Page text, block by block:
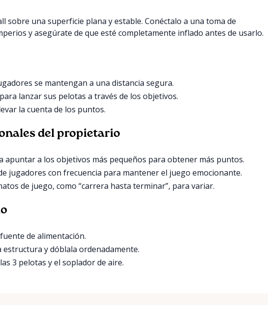
sobre una superficie plana y estable. Conéctalo a una toma de
y asegúrate de que esté completamente inflado antes de usarlo.
se mantengan a una distancia segura.
lanzar sus pelotas a través de los objetivos.
la cuenta de los puntos.
del propietario
apuntar a los objetivos más pequeños para obtener más puntos.
jugadores con frecuencia para mantener el juego emocionante.
de juego, como “carrera hasta terminar”, para variar.
de alimentación.
estructura y dóblala ordenadamente.
3 pelotas y el soplador de aire.